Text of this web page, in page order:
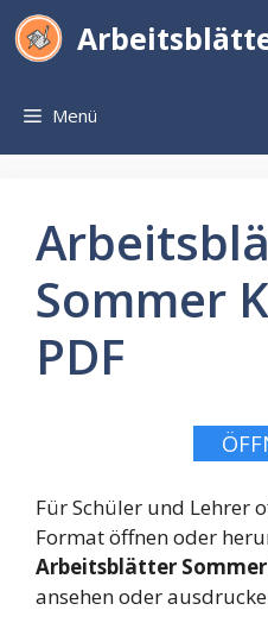
Zum
Inhalt
Menü
Sommer
PDF
Für Schüler und Lehrer
Format öffnen oder
Arbeitsblätter Sommer
ansehen oder